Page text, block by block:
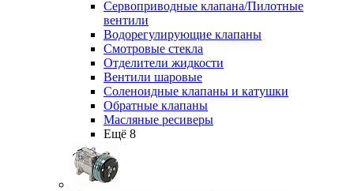
Сервоприводные клапана/Пилотные
вентили
Водорегулирующие клапаны
Смотровые стекла
Отделители жидкости
Вентили шаровые
Соленоидные клапаны и катушки
Обратные клапаны
Масляные ресиверы
Ещё 8